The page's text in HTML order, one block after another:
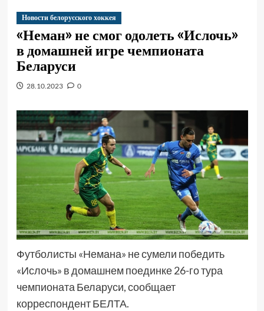
Новости белорусского хоккея
«Неман» не смог одолеть «Ислочь»
в домашней игре чемпионата
Беларуси
28.10.2023 0
Футболисты «Немана» не сумели победить
«Ислочь» в домашнем поединке 26-го тура
чемпионата Беларуси, сообщает
корреспондент БЕЛТА.